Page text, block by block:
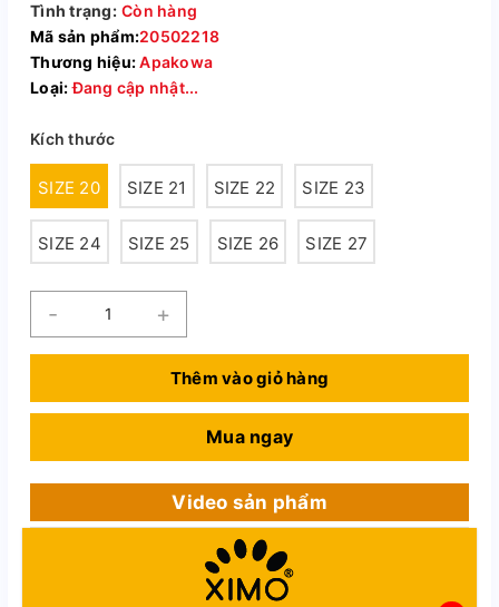
Tình trạng: Còn hàng
Mã sản phẩm:20502218
Thương hiệu:Apakowa
Loại:Đang cập nhật...
Kích thước
SIZE 20 SIZE 21 SIZE 22 SIZE 23
SIZE 24 SIZE 25 SIZE 26 SIZE 27
- +
Thêm vào giỏ hàng
Mua ngay
Video sản phẩm